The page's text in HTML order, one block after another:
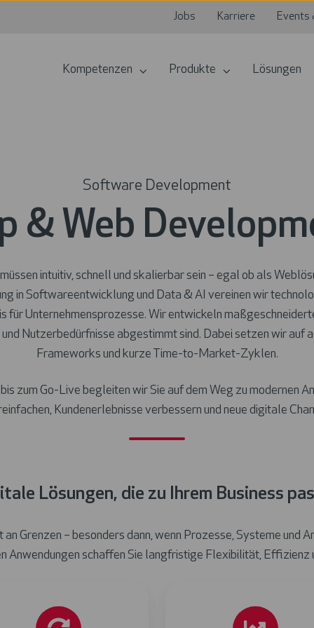
Jobs Karriere Events
Kompetenzen Produkte Lösungen
Software Development
& Web
intuitiv, schnell und skalierbar sein – egal ob als
in Softwareentwicklung und Data & AI vereinen wir
für Unternehmensprozesse. Wir entwickeln
Nutzerbedürfnisse abgestimmt sind. Dabei setzen wir auf
Frameworks und kurze Time-to-Market-Zyklen.
zum Go-Live begleiten wir Sie auf dem Weg zu modernen
Kundenerlebnisse verbessern und neue digitale
Lösungen, die zu Ihrem Business
Grenzen – besonders dann, wenn Prozesse, Systeme und
Anwendungen schaffen Sie langfristige Flexibilität,